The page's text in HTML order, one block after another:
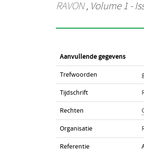
RAVON, Volume 1 -
Aanvullende gegevens
Trefwoorden
Tijdschrift
Rechten
Organisatie
Referentie